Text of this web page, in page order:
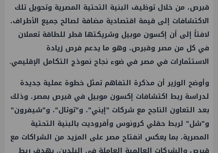
قبرص، من خلال توظيف البنية التحتية المصرية وتحويل تلك
الاكتشافات إلى قيمة اقتصادية مضافة لصالح جميع الأطراف،
لافتاً إلى أن إكسون موبيل وشريكتها قطر للطاقة تعملان
في كل من مصر وقبرص، وهو ما يدعم فرص زيادة
الاستثمارات في مصر في ضوء نجاح نموذج التكامل الإقليمي.
وأوضح الوزير أن مذكرة التفاهم تمثل خطوة عملية جديدة
لدراسة ربط اكتشافات إكسون موبيل في قبرص بمصر، وذلك
بعد التعاون الناجح مع شركات "إيني"، و"توتال"، و"شيفرون"
و"شل" لربط حقلي كرونوس وأفروديت بالبنية التحتية
المصرية، بما يعكس انفتاح مصر على المزيد من الشراكات مع